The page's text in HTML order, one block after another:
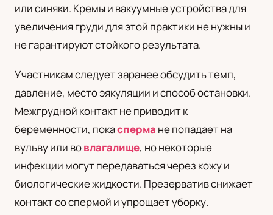
или синяки. Кремы и вакуумные устройства для
увеличения груди для этой практики не нужны и
не гарантируют стойкого результата.
Участникам следует заранее обсудить темп,
давление, место эякуляции и способ остановки.
Межгрудной контакт не приводит к
беременности, покасперма не попадает на
вульву или вовлагалище, но некоторые
инфекции могут передаваться через кожу и
биологические жидкости. Презерватив снижает
контакт со спермой и упрощает уборку.